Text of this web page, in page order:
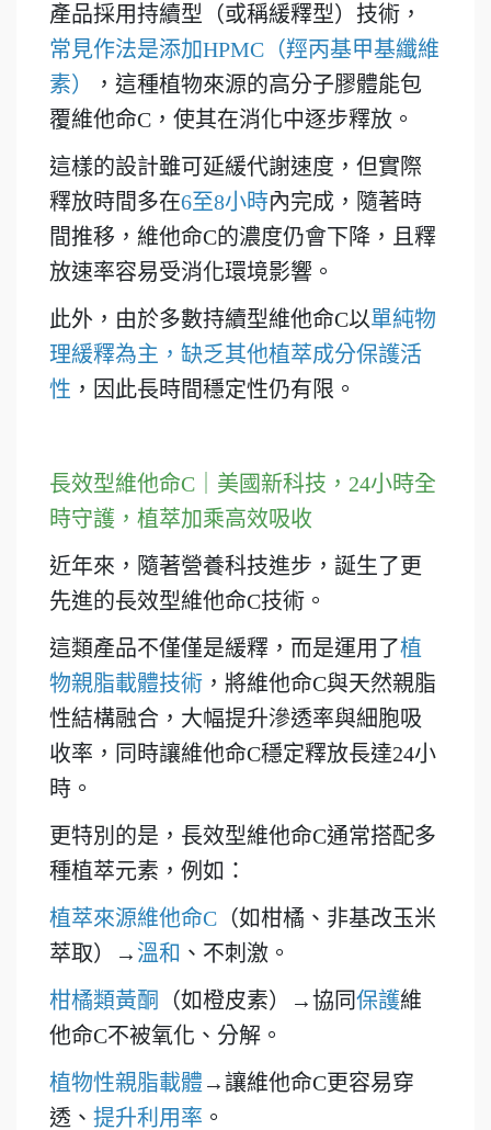
產品採用持續型（或稱緩釋型）技術，
常見作法是添加HPMC（羥丙基甲基纖維
素）
，這種植物來源的高分子膠體能包
覆維他命C，使其在消化中逐步釋放。
這樣的設計雖可延緩代謝速度，但實際
釋放時間多在6至8小時內完成，隨著時
間推移，維他命C的濃度仍會下降，且釋
放速率容易受消化環境影響。
此外，由於多數持續型維他命C以單純物
理緩釋為主，缺乏其他植萃成分保護活
性 ，因此長時間穩定性仍有限。
長效型維他命C｜美國新科技，24小時全
時守護，植萃加乘高效吸收
近年來，隨著營養科技進步，誕生了更
先進的長效型維他命C技術。
這類產品不僅僅是緩釋，而是運用了植
物親脂載體技術 ，將維他命C與天然親脂
性結構融合，大幅提升滲透率與細胞吸
收率，同時讓維他命C穩定釋放長達24小
時。
更特別的是，長效型維他命C通常搭配多
種植萃元素，例如：
植萃來源維他命C （如柑橘、非基改玉米
萃取）→ 溫和 、不刺激。
柑橘類黃酮
（如橙皮素）→協同保護維
他命C不被氧化、分解。
植物性親脂載體 →讓維他命C更容易穿
透、 提升利用率 。